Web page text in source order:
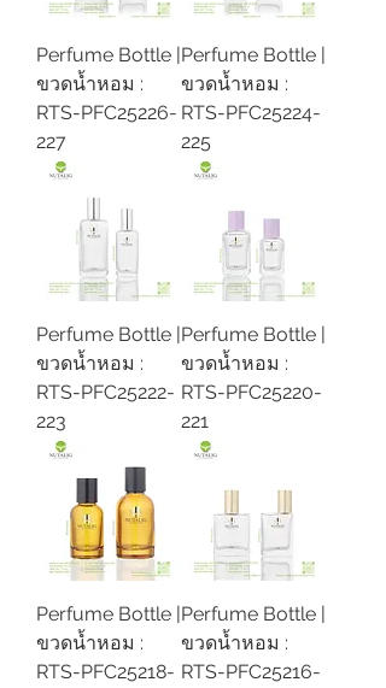
คุณภาพ พร้อมตัวเลือกดีไซน์ที่หลากหลาย สามารถ
Perfume Bottle |
ขวดน้ำหอม :
RTS-PFC25226-
227
Perfume Bottle |
ขวดน้ำหอม :
RTS-PFC25224-
225
Perfume Bottle |
ขวดน้ำหอม :
RTS-PFC25222-
223
Perfume Bottle |
ขวดน้ำหอม :
RTS-PFC25220-
221
Perfume Bottle |
ขวดน้ำหอม :
RTS-PFC25218-
Perfume Bottle |
ขวดน้ำหอม :
RTS-PFC25216-